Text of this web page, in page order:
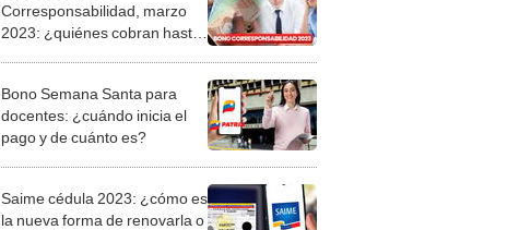
Corresponsabilidad, marzo
2023: ¿quiénes cobran hasta
Bono Semana Santa para
docentes: ¿cuándo inicia el
pago y de cuánto es?
Saime cédula 2023: ¿cómo es
la nueva forma de renovarla o